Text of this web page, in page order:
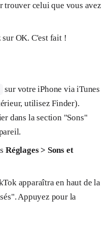
trouver celui que vous avez
OK. C'est fait !
sur votre iPhone via iTunes
utilisez Finder).
dans la section "Sons"
Réglages > Sons et
apparaîtra en haut de la
Appuyez pour la